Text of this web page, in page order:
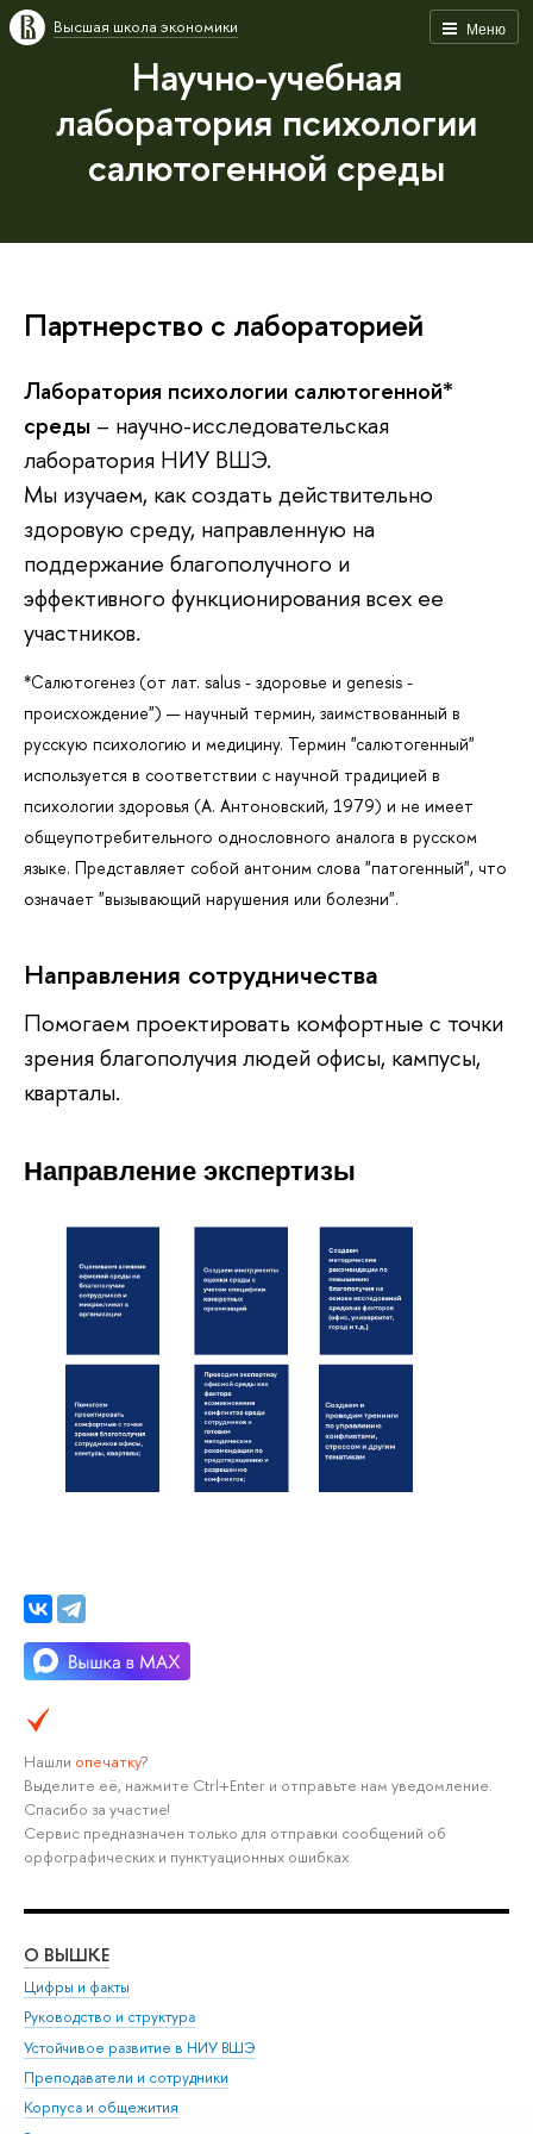
Меню
Высшая школа экономики
Научно-учебная
лаборатория психологии
салютогенной среды
Партнерство с лабораторией
Лаборатория психологии салютогенной*
среды – научно-исследовательская
лаборатория НИУ ВШЭ.
Мы изучаем, как создать действительно
здоровую среду, направленную на
поддержание благополучного и
эффективного функционирования всех ее
участников.
*Салютогенез (от лат. salus - здоровье и genesis -
происхождение") — научный термин, заимствованный в
русскую психологию и медицину. Термин "салютогенный"
используется в соответствии с научной традицией в
психологии здоровья (А. Антоновский, 1979) и не имеет
общеупотребительного однословного аналога в русском
языке. Представляет собой антоним слова "патогенный", что
означает "вызывающий нарушения или болезни".
Направления сотрудничества
Помогаем проектировать комфортные с точки
зрения благополучия людей офисы, кампусы,
кварталы.
Направление экспертизы
Нашли опечатку?
Выделите её, нажмите Ctrl+Enter и отправьте нам уведомление.
Спасибо за участие!
Сервис предназначен только для отправки сообщений об
орфографических и пунктуационных ошибках.
О ВЫШКЕ
Цифры и факты
Руководство и структура
Устойчивое развитие в НИУ ВШЭ
Преподаватели и сотрудники
Корпуса и общежития